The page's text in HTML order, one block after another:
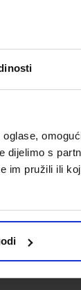
s
im pružili ili
Miklec
za
Miklec
broj